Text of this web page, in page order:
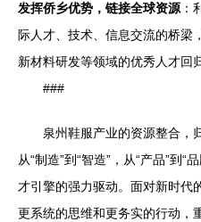
发挥侨乡优势，链接全球资源 ：
际人才、技术、信息交流的桥梁
新材料研发等领域的优秀人才回
###
泉州鞋服产业的资源整合，
从“制造”到“智造”，从“产品”到“
才引擎的强力驱动。面对新时代
更系统的思维和更务实的行动，